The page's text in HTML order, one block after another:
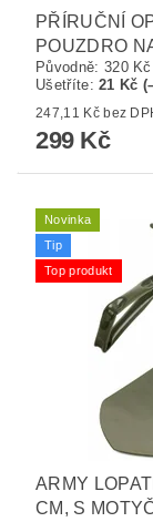
PŘÍRUČNÍ
POUZDRO
Původně: 320 Kč
Ušetříte:21 Kč
247,11 Kč bez
299 Kč
Novinka
Tip
Top produkt
ARMY
CM, S